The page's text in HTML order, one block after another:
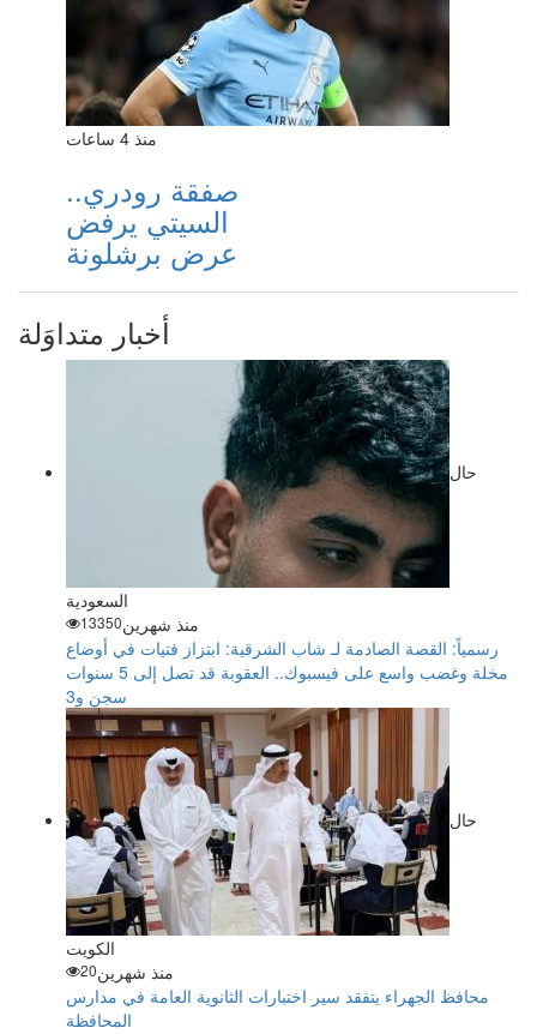
منذ 4 ساعات
صفقة رودري..
السيتي يرفض
عرض برشلونة
أخبار متداوَلة
حال
السعودية
منذ شهرين13350
رسمياً: القصة الصادمة لـ شاب الشرقية: ابتزاز فتيات في أوضاع
مخلة وغضب واسع على فيسبوك.. العقوبة قد تصل إلى 5 سنوات
سجن و3
حال
الكويت
منذ شهرين20
محافظ الجهراء يتفقد سير اختبارات الثانوية العامة في مدارس
المحافظة